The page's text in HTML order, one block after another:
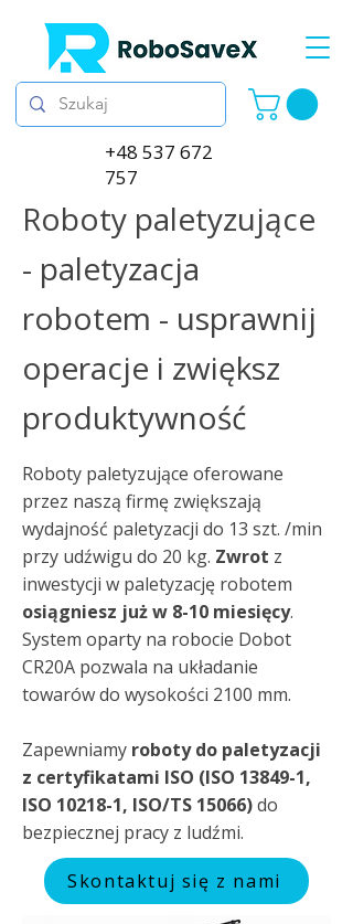
+48 537 672
757
Roboty paletyzujące
- paletyzacja
robotem - usprawnij
operacje i zwiększ
produktywność
Roboty paletyzujące oferowane
przez naszą firmę zwiększają
wydajność paletyzacji do 13 szt. /min
przy udźwigu do 20 kg. Zwrot z
inwestycji w paletyzację robotem
osiągniesz już w 8-10 miesięcy.
System oparty na robocie Dobot
CR20A pozwala na układanie
towarów do wysokości 2100 mm.
Zapewniamy roboty do paletyzacji
z certyfikatami ISO (ISO 13849-1,
ISO 10218-1, ISO/TS 15066)do
bezpiecznej pracy z ludźmi.
Skontaktuj się z nami